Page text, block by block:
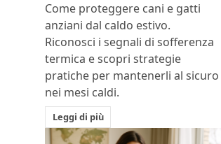
Come proteggere cani e gatti
anziani dal caldo estivo.
Riconosci i segnali di sofferenza
termica e scopri strategie
pratiche per mantenerli al sicuro
nei mesi caldi.
Leggi di più